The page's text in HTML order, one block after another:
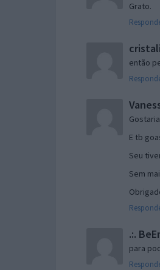
Grato.
então
E tb
Seu
Sem
.:.
para